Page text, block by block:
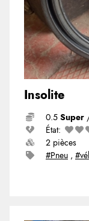
Insolite
0.5 Super
État:
2 pièces
#Pneu ,